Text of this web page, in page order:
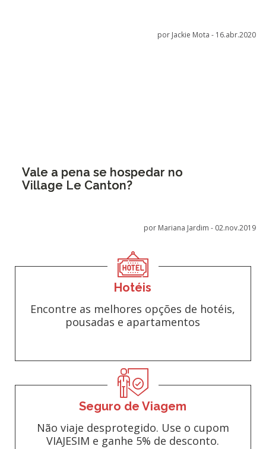
por Jackie Mota - 16.abr.2020
Vale a pena se hospedar no
Village Le Canton?
por Mariana Jardim - 02.nov.2019
Hotéis
Encontre as melhores opções de hotéis,
pousadas e apartamentos
Seguro de Viagem
Não viaje desprotegido. Use o cupom
VIAJESIM e ganhe 5% de desconto.